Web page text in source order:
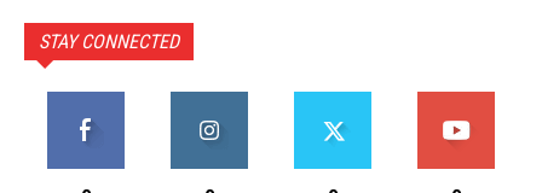
STAY CONNECTED